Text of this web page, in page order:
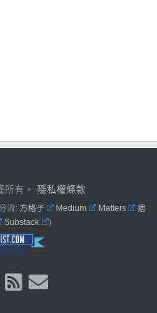
所有。 隱私權條款
流: 方格子 Medium Matters
痞
Substack )